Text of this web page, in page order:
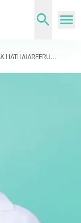
CHANASAK HATHAIAREERUG,MD.